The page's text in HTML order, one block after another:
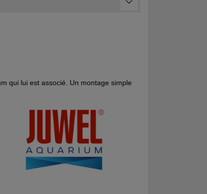
qui lui est associé. Un montage simple